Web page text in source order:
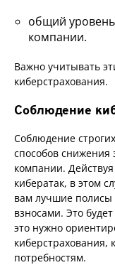
общий
компании.
Важно учитывать
киберстрахования.
Соблюдение
Соблюдение
способов снижения
компании.
кибератак, в этом
вам лучшие полисы
взносами. Это
это нужно
киберстрахования,
потребностям.